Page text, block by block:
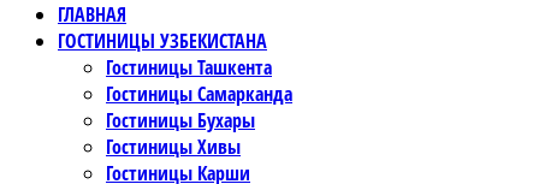
ГЛАВНАЯ
ГОСТИНИЦЫ УЗБЕКИСТАНА
Гостиницы Ташкента
Гостиницы Самарканда
Гостиницы Бухары
Гостиницы Хивы
Гостиницы Карши